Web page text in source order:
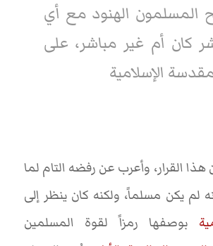
المسلمون الهنود مع أي
كان أم غير مباشر، على
الإسلامية
القرار، وأعرب عن رفضه التام لما
لم يكن مسلماً، ولكنه كان ينظر إلى
بوصفها رمزاً لقوة المسلمين